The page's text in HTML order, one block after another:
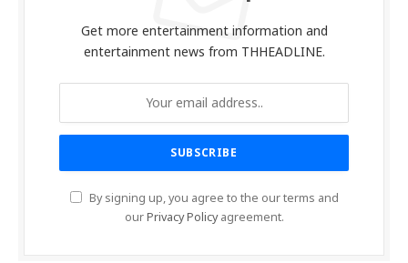
Get more entertainment information and
entertainment news from THHEADLINE.
By signing up, you agree to the our terms and
ourPrivacy Policyagreement.